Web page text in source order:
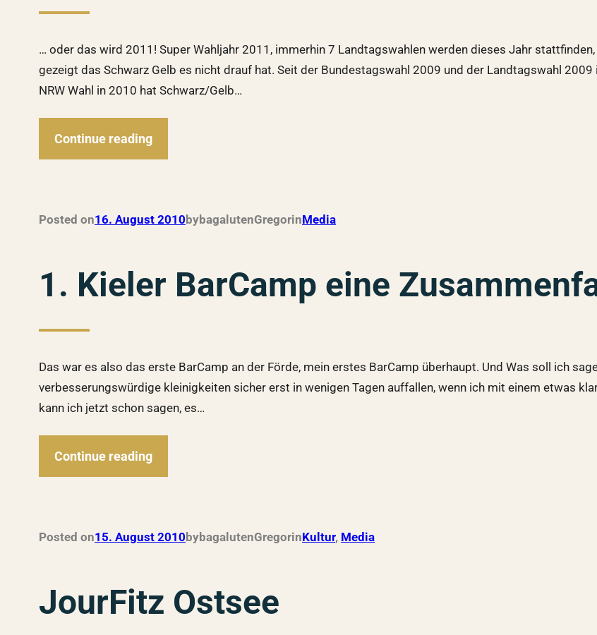
… oder das wird 2011! Super Wahljahr 2011, immerhin 7 Landtagswahlen werden dieses Jahr
gezeigt das Schwarz Gelb es nicht drauf hat. Seit der Bundestagswahl 2009 und der Landtagswahl
NRW Wahl in 2010 hat Schwarz/Gelb…
Continue reading
Posted on16. August 2010 bybagalutenGregorinMedia
1. Kieler BarCamp eine
Das war es also das erste BarCamp an der Förde, mein erstes BarCamp überhaupt. Und Was soll ich
verbesserungswürdige kleinigkeiten sicher erst in wenigen Tagen auffallen, wenn ich mit einem etwas
kann ich jetzt schon sagen, es…
Continue reading
Posted on15. August 2010 bybagalutenGregorinKultur, Media
JourFitz Ostsee